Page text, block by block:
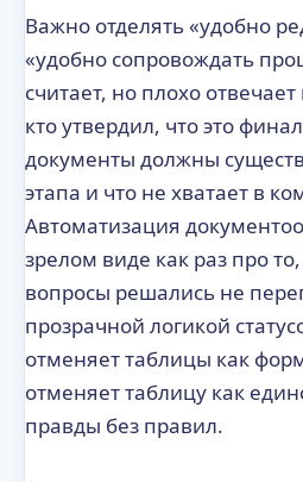
Важно отделять «удобно
«удобно сопровождать
считает, но плохо
кто утвердил, что это
документы должны
этапа и что не хватает в
Автоматизация
зрелом виде как раз про
вопросы решались не
прозрачной логикой
отменяет таблицы как
отменяет таблицу как
правды без правил.